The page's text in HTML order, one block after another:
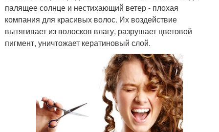
палящее солнце и нестихающий ветер - плохая
компания для красивых волос. Их воздействие
вытягивает из волосков влагу, разрушает цветовой
пигмент, уничтожает кератиновый слой.